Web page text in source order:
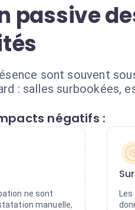
passive
sont souvent
: salles surbookées,
négatifs :
ne sont
manuelle,